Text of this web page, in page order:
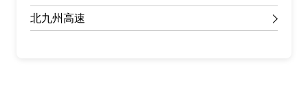
北九州高速